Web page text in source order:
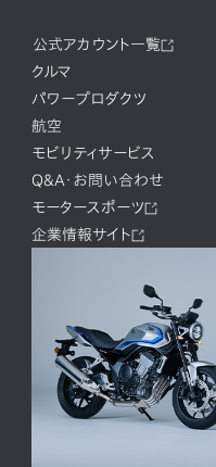
公式アカウント一覧
クルマ
パワープロダクツ
航空
モビリティサービス
Q&A・お問い合わせ
モータースポーツ
企業情報サイト